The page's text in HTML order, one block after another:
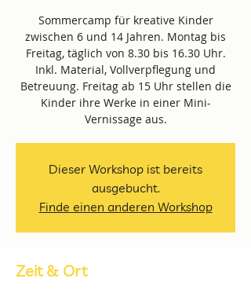
Sommercamp für kreative Kinder
zwischen 6 und 14 Jahren. Montag bis
Freitag, täglich von 8.30 bis 16.30 Uhr.
Inkl. Material, Vollverpflegung und
Betreuung. Freitag ab 15 Uhr stellen die
Kinder ihre Werke in einer Mini-
Vernissage aus.
Dieser Workshop ist bereits
ausgebucht.
Finde einen anderen Workshop
Zeit & Ort